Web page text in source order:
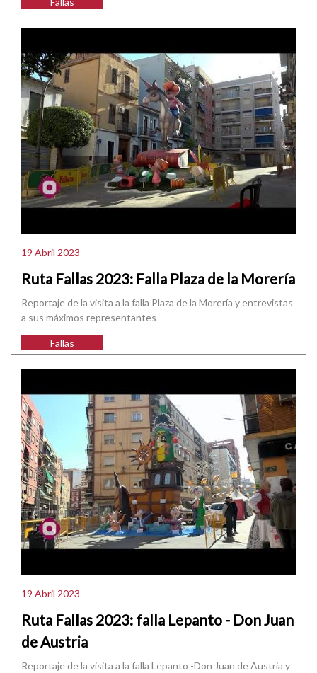
19 Abril 2023
Ruta Fallas 2023: Falla Plaza de la Morería
Reportaje de la visita a la falla Plaza de la Morería y entrevistas
a sus máximos representantes
Fallas
19 Abril 2023
Ruta Fallas 2023: falla Lepanto - Don Juan
de Austria
Reportaje de la visita a la falla Lepanto -Don Juan de Austria y